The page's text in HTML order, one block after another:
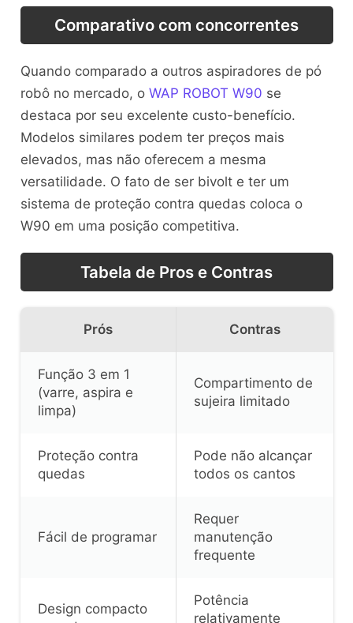
Comparativo com concorrentes
Quando comparado a outros aspiradores de pó
robô no mercado, o WAP ROBOT W90 se
destaca por seu excelente custo-benefício.
Modelos similares podem ter preços mais
elevados, mas não oferecem a mesma
versatilidade. O fato de ser bivolt e ter um
sistema de proteção contra quedas coloca o
W90 em uma posição competitiva.
Tabela de Pros e Contras
Prós Contras
Função 3 em 1
(varre, aspira e
limpa)
Compartimento de
sujeira limitado
Proteção contra
quedas
Pode não alcançar
todos os cantos
Fácil de programar
Requer
manutenção
frequente
Design compacto
Potência
relativamente